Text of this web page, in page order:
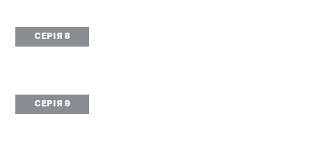
СЕРІЯ 8
СЕРІЯ 9